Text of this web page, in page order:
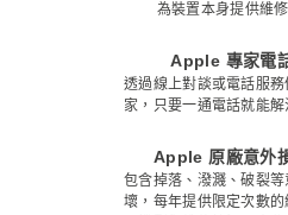
為裝置本身提供維
Apple 專家電
透過線上對談或電話服
家，只要一通電話就能解
Apple 原廠意外
包含掉落、潑濺、破裂
壞，每年提供限定次數